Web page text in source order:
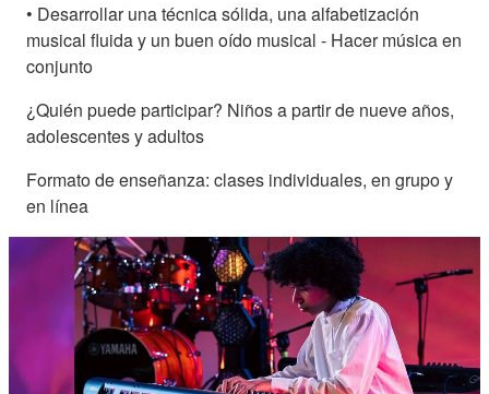
• Desarrollar una técnica sólida, una alfabetización
musical fluida y un buen oído musical - Hacer música en
conjunto
¿Quién puede participar? Niños a partir de nueve años,
adolescentes y adultos
Formato de enseñanza: clases individuales, en grupo y
en línea